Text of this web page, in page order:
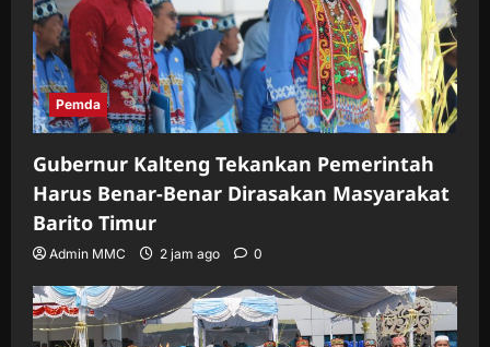
Pemda
Gubernur Kalteng Tekankan Pemerintah
Harus Benar-Benar Dirasakan Masyarakat
Barito Timur
Admin MMC 2 jam ago 0